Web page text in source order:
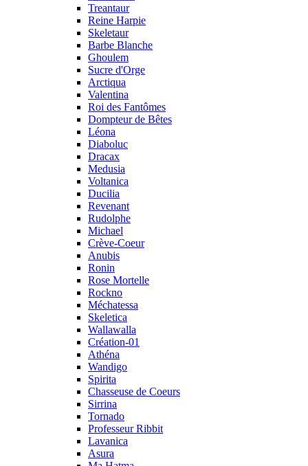
Treantaur
Reine Harpie
Skeletaur
Barbe Blanche
Ghoulem
Sucre d'Orge
Arctiqua
Valentina
Roi des Fantômes
Dompteur de Bêtes
Léona
Diaboluc
Dracax
Medusia
Voltanica
Ducilia
Revenant
Rudolphe
Michael
Crève-Coeur
Anubis
Ronin
Rose Mortelle
Rockno
Méchatessa
Skeletica
Wallawalla
Création-01
Athéna
Wandigo
Spirita
Chasseuse de Coeurs
Sirrina
Tornado
Professeur Ribbit
Lavanica
Asura